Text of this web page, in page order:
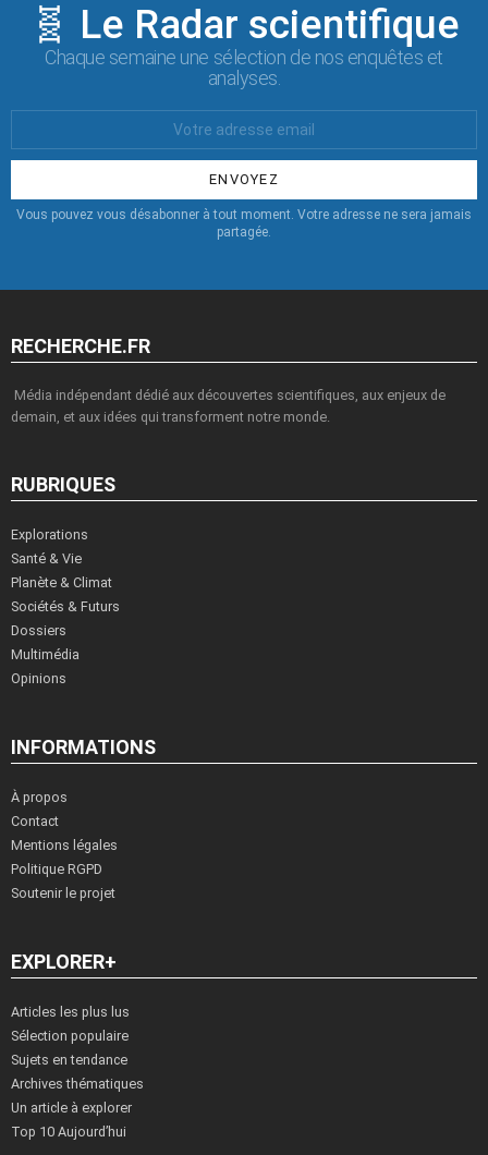
🧬 Le Radar scientifique
Chaque semaine une sélection de nos enquêtes et
analyses.
:
Vous pouvez vous désabonner à tout moment. Votre adresse ne sera jamais
partagée.
RECHERCHE.FR
Média indépendant dédié aux découvertes scientifiques, aux enjeux de
demain, et aux idées qui transforment notre monde.
RUBRIQUES
Explorations
Santé & Vie
Planète & Climat
Sociétés & Futurs
Dossiers
Multimédia
Opinions
INFORMATIONS
À propos
Contact
Mentions légales
Politique RGPD
Soutenir le projet
EXPLORER+
Articles les plus lus
Sélection populaire
Sujets en tendance
Archives thématiques
Un article à explorer
Top 10 Aujourd’hui